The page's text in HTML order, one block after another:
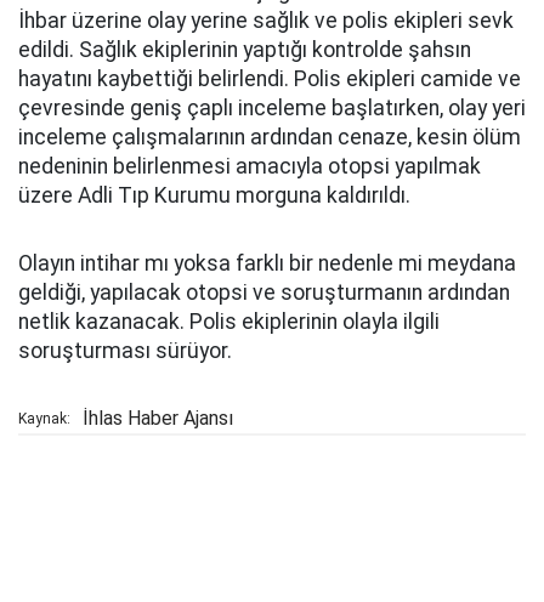
İhbar üzerine olay yerine sağlık ve polis ekipleri sevk
edildi. Sağlık ekiplerinin yaptığı kontrolde şahsın
hayatını kaybettiği belirlendi. Polis ekipleri camide ve
çevresinde geniş çaplı inceleme başlatırken, olay yeri
inceleme çalışmalarının ardından cenaze, kesin ölüm
nedeninin belirlenmesi amacıyla otopsi yapılmak
üzere Adli Tıp Kurumu morguna kaldırıldı.
Olayın intihar mı yoksa farklı bir nedenle mi meydana
geldiği, yapılacak otopsi ve soruşturmanın ardından
netlik kazanacak. Polis ekiplerinin olayla ilgili
soruşturması sürüyor.
Kaynak: İhlas Haber Ajansı